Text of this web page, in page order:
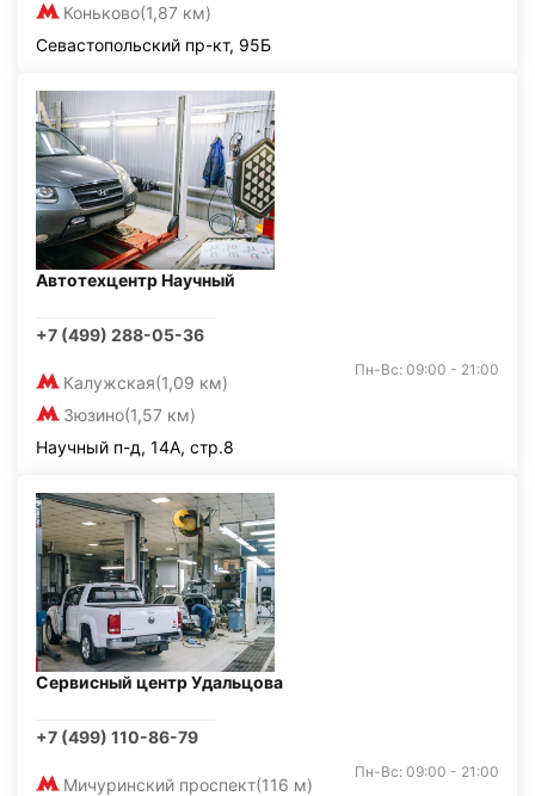
Коньково(1,87 км)
Севастопольский пр-кт, 95Б
Автотехцентр Научный
+7 (499) 288-05-36
Калужская(1,09 км)
Зюзино(1,57 км)
Пн-Вс: 09:00 - 21:00
Научный п-д, 14А, стр.8
Сервисный центр Удальцова
+7 (499) 110-86-79
Мичуринский проспект(116 м)
Пн-Вс: 09:00 - 21:00